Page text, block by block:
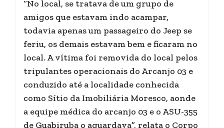
“No local, se tratava de um grupo de
amigos que estavam indo acampar,
todavia apenas um passageiro do Jeep se
feriu, os demais estavam bem e ficaram no
local. A vítima foi removida do local pelos
tripulantes operacionais do Arcanjo 03 e
conduzido até a localidade conhecida
como Sítio da Imobiliária Moresco, aonde
a equipe médica do arcanjo 03 e o ASU-355
de Guabiruba o aguardava”, relata o Corpo